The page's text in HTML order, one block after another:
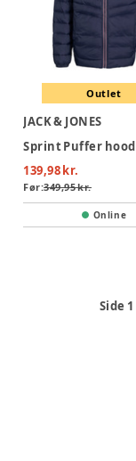
Outlet
JACK & JONES
139,98 kr.
Før:349,95 kr.
Online
Side 1